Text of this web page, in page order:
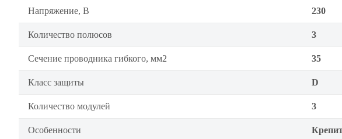
Напряжение, В 230
Количество полюсов 3
Сечение проводника гибкого, мм2 35
Класс защиты D
Количество модулей 3
Особенности